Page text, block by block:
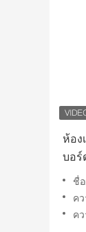
ห้อง
บอร์
ภา
ชื่อ
ค
ค